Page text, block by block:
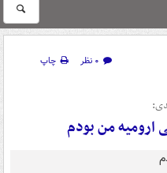
۰ نظر
چاپ
ارومیه من بودم